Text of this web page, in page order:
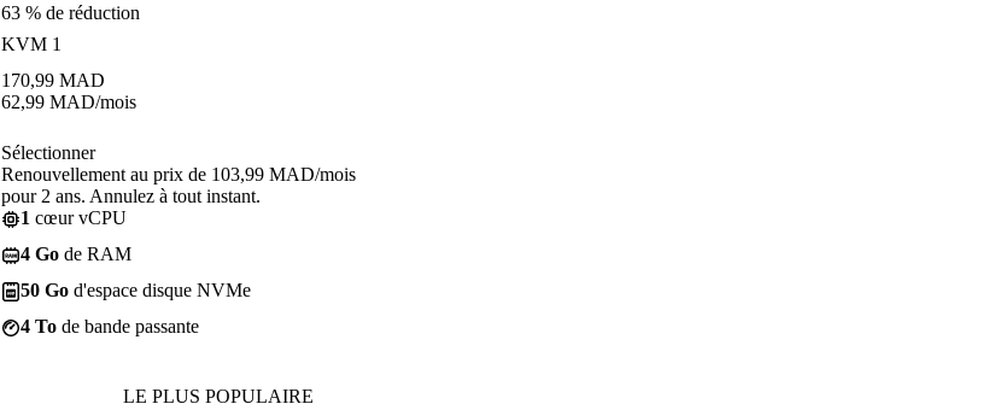
63 % de réduction
KVM 1
170,99 MAD
62,99 MAD/mois
Sélectionner
Renouvellement au prix de 103,99 MAD/mois
pour 2 ans. Annulez à tout instant.
1 cœur vCPU
4 Go de RAM
50 Go d'espace disque NVMe
4 To de bande passante
LE PLUS POPULAIRE